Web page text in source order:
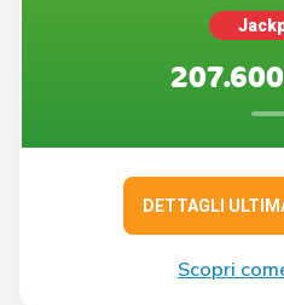
DETTAGLI
Scopri